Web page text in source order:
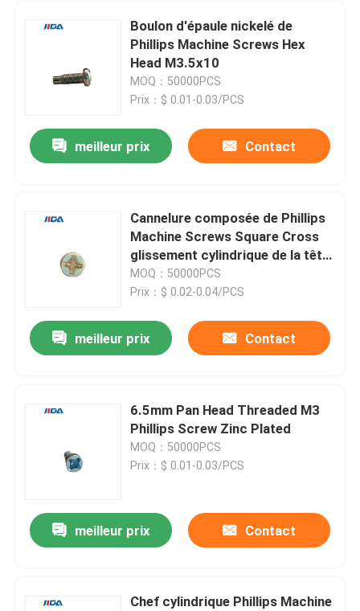
Boulon d'épaule nickelé de
Phillips Machine Screws Hex
Head M3.5x10
MOQ：50000PCS
Prix：$ 0.01-0.03/PCS
meilleur prix Contact
Cannelure composée de Phillips
Machine Screws Square Cross
glissement cylindrique de la tête
M4x10 d'anti
MOQ：50000PCS
Prix：$ 0.02-0.04/PCS
meilleur prix Contact
6.5mm Pan Head Threaded M3
Phillips Screw Zinc Plated
MOQ：50000PCS
Prix：$ 0.01-0.03/PCS
meilleur prix Contact
Chef cylindrique Phillips Machine